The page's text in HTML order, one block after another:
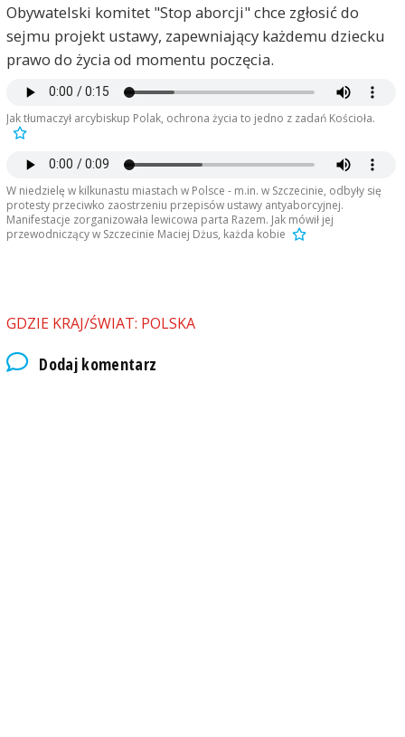
Obywatelski komitet "Stop aborcji" chce zgłosić do
sejmu projekt ustawy, zapewniający każdemu dziecku
prawo do życia od momentu poczęcia.
Jak tłumaczył arcybiskup Polak, ochrona życia to jedno z zadań Kościoła.
W niedzielę w kilkunastu miastach w Polsce - m.in. w Szczecinie, odbyły się
protesty przeciwko zaostrzeniu przepisów ustawy antyaborcyjnej.
Manifestacje zorganizowała lewicowa parta Razem. Jak mówił jej
przewodniczący w Szczecinie Maciej Dżus, każda kobie
GDZIE KRAJ/ŚWIAT: POLSKA
Dodaj komentarz